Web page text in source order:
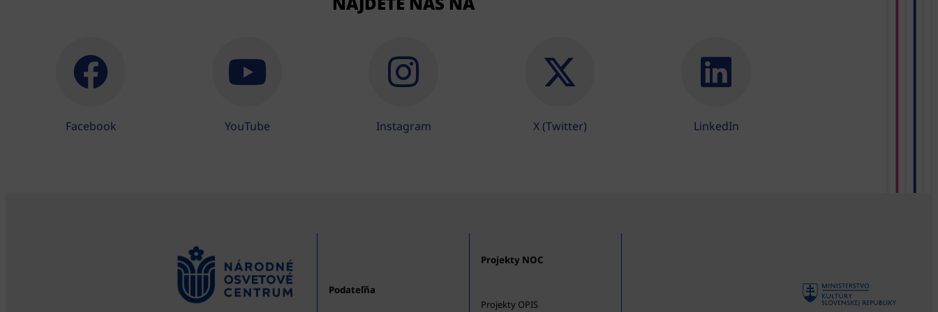
Facebook YouTube Instagram X (Twitter) LinkedIn
Podateľňa
Projekty NOC
Projekty OPIS